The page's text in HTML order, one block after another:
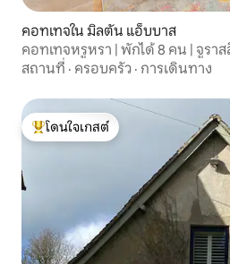
คอทเทจใน มิลตัน แอ็บบาส
คอทเทจหรูหรา | พักได้ 8 คน | จูรา
สถานที่ · ครอบครัว · การเดินทาง
โดนใจเกสต์ที่สุด
โดนใจเกสต์